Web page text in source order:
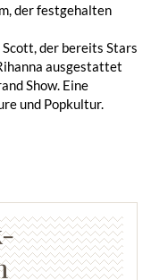
der festgehalten
der bereits Stars
ausgestattet
Show. Eine
und Popkultur.